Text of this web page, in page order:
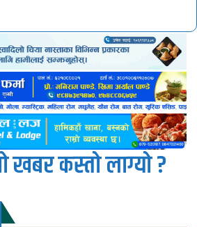
खबर कस्तो लाग्यो ?